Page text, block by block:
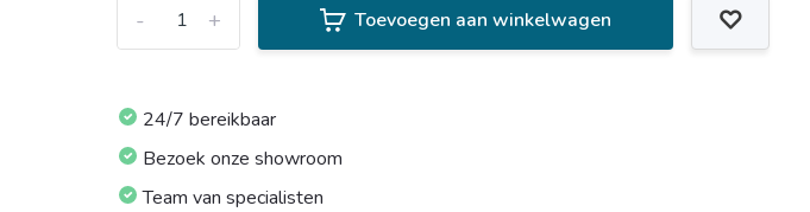
+
- Toevoegen aan winkelwagen
24/7 bereikbaar
Bezoek onze showroom
Team van specialisten